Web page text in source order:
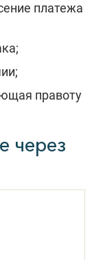
платежа
правоту
через